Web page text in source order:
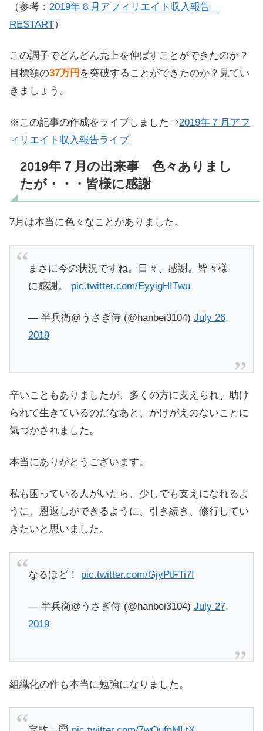
（参考： 2019年６月アフィリエイト収入報告
RESTART）
この調子でどんどん売上を伸ばすことができたのか？
目標額の37万円 を突破することができたのか？見てい
きましょう。
※この記事の作成をライブしました⇒2019年７月アフ
ィリエイト収入報告ライブ
2019年７月の出来事 色々ありまし
たが・・・皆様に感謝
7月は本当に色々なことがありました。
まさに今の状況ですね。日々、感謝。皆々様
に感謝。 pic.twitter.com/EyyigHITwu
— 半兵衛@うさぎ侍 (@hanbei3104) July 26,
2019
辛いこともありましたが、多くの方に支えられ、助け
られて生きているのだなあと、かけがえのないことに
気づかされました。
本当にありがとうございます。
私も困っている人がいたら、少しでも支えになれるよ
うに、恩返しができるように、引き続き、修行してい
きたいと思いました。
なるほど！ pic.twitter.com/GjyPtFTi7f
— 半兵衛@うさぎ侍 (@hanbei3104) July 27,
2019
組織化の件も本当に勉強になりました。